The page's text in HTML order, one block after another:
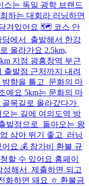
스는 독일 광학 브랜드
하는 대회라 러닝하면
겨있어요 🗺️ 코스 안
당에서 출발해서 한강
올라가요 2.5km,
지점 광흥창역 부근
출발점 근처까지 내려
방향을 틀고 문화의 마
예요 5km는 문화의 마
목길로 올라갔다가
는 길에 여의도역 방
발점으로 돌아오는 왕
삼아 뛰기 좋고 러닝
요 💰 참가비 환불 규
할 수 있어요 홈페이
성해서 제출하면 되고
화하면 돼요 ㅎ 환불금